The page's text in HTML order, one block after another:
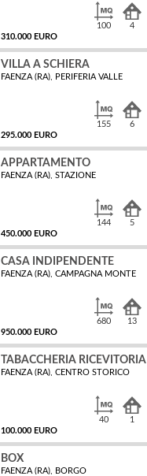
310.000 EURO
100 4
VILLA A SCHIERA
FAENZA (RA), PERIFERIA VALLE
295.000 EURO
155 6
APPARTAMENTO
FAENZA (RA), STAZIONE
450.000 EURO
144 5
CASA INDIPENDENTE
FAENZA (RA), CAMPAGNA MONTE
950.000 EURO
680 13
TABACCHERIA RICEVITORIA
FAENZA (RA), CENTRO STORICO
100.000 EURO
40 1
BOX
FAENZA (RA), BORGO